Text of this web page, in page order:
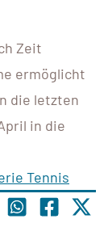
Zeit
ermöglicht
die letzten
in die
Tennis